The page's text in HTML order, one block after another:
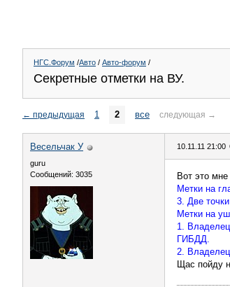
НГС.Форум /Авто / Авто-форум /
Секретные отметки на ВУ.
← предыдущая 1 2 все следующая →
Весельчак У
guru
Сообщений: 3035
10.11.11 21:00
Вот это
Метки на
3. Две
Метки на
1.
ГИБДД.
2.
Щас пойду